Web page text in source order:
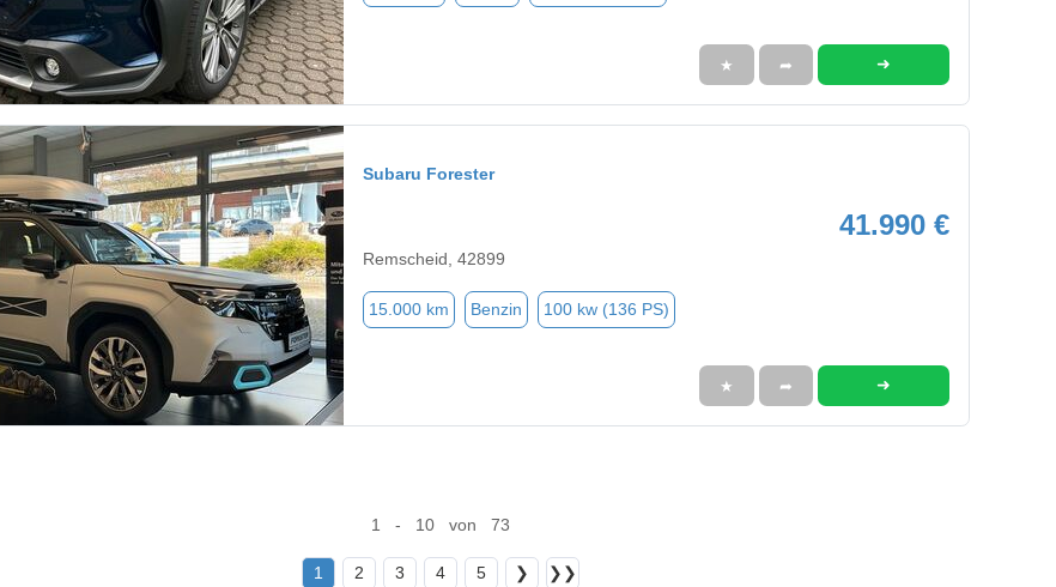
★ ➦ ➜
Subaru Forester
41.990 €
Remscheid, 42899
15.000 km Benzin 100 kw (136 PS)
★ ➦ ➜
1 - 10 von 73
1 2 3 4 5 ❯ ❯❯